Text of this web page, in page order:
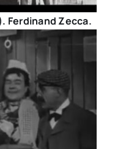
Ferdinand Zecca.